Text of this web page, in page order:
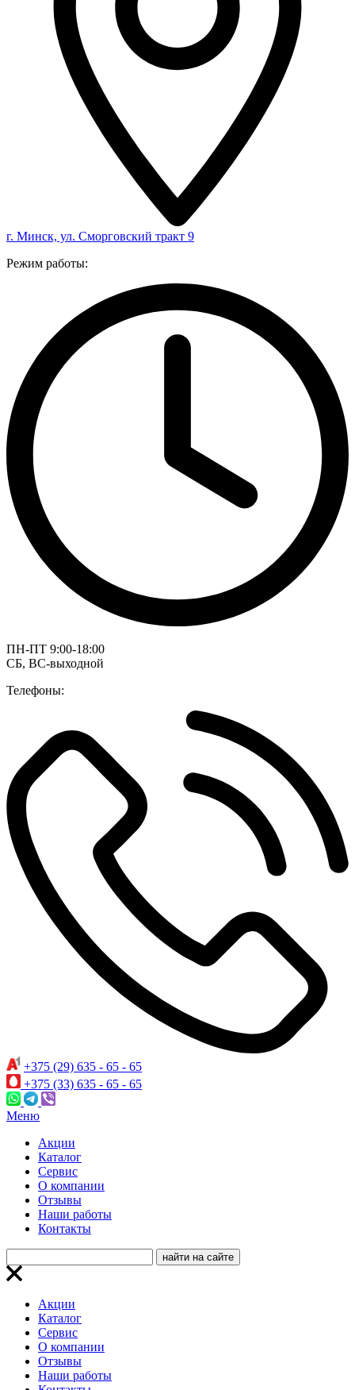
г. Минск, ул. Сморговский тракт 9
Режим работы:
ПН-ПТ 9:00-18:00
СБ, ВС-выходной
Телефоны:
+375 (29) 635 - 65 - 65
+375 (33) 635 - 65 - 65
Меню
Акции
Каталог
Сервис
О компании
Отзывы
Наши работы
Контакты
Акции
Каталог
Сервис
О компании
Отзывы
Наши работы